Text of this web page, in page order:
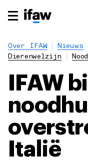
Over IFAW
Nieuws
Dierenwelzijn
IFAW
Italië